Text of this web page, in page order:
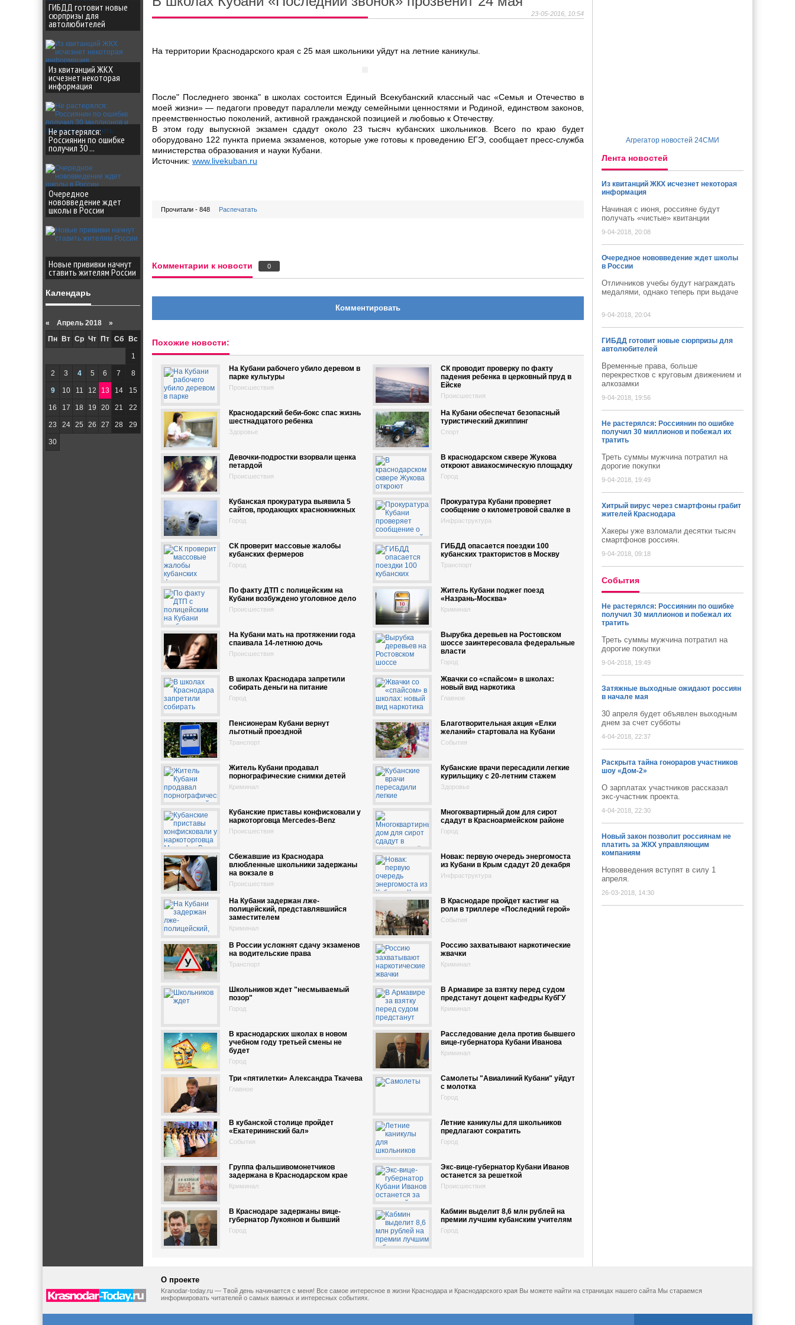
23-05-2016, 10:54
На территории Краснодарского края с 25 мая школьники уйдут на летние каникулы.
После" Последнего звонка" в школах состоится Единый Всекубанский классный час «Семья и Отечество в
моей жизни» — педагоги проведут параллели между семейными ценностями и Родиной, единством законов,
преемственностью поколений, активной гражданской позицией и любовью к Отечеству.
В этом году выпускной экзамен сдадут около 23 тысяч кубанских школьников. Всего по краю будет
оборудовано 122 пункта приема экзаменов, которые уже готовы к проведению ЕГЭ, сообщает пресс-служба
министерства образования и науки Кубани.
Источник: www.livekuban.ru
Прочитали - 848 Распечатать
Комментарии к новости 0
Комментировать
Похожие новости:
На Кубани рабочего убило деревом в
парке культуры
Происшествия
СК проводит проверку по факту
падения ребенка в церковный пруд в
Ейске
Происшествия
Краснодарский беби-бокс спас жизнь
шестнадцатого ребенка
Здоровье
На Кубани обеспечат безопасный
туристический джиппинг
Спорт
Девочки-подростки взорвали щенка
петардой
Происшествия
В краснодарском сквере Жукова
откроют авиакосмическую площадку
Город
Кубанская прокуратура выявила 5
сайтов, продающих краснокнижных
Город
Прокуратура Кубани проверяет
сообщение о километровой свалке в
Инфраструктура
СК проверит массовые жалобы
кубанских фермеров
Город
ГИБДД опасается поездки 100
кубанских трактористов в Москву
Транспорт
По факту ДТП с полицейским на
Кубани возбуждено уголовное дело
Происшествия
Житель Кубани поджег поезд
«Назрань-Москва»
Криминал
На Кубани мать на протяжении года
спаивала 14-летнюю дочь
Происшествия
Вырубка деревьев на Ростовском
шоссе заинтересовала федеральные
власти
Город
В школах Краснодара запретили
собирать деньги на питание
Город
Жвачки со «спайсом» в школах:
новый вид наркотика
Главное
Пенсионерам Кубани вернут
льготный проездной
Транспорт
Благотворительная акция «Елки
желаний» стартовала на Кубани
События
Житель Кубани продавал
порнографические снимки детей
Криминал
Кубанские врачи пересадили легкие
курильщику с 20-летним стажем
Здоровье
Кубанские приставы конфисковали у
наркоторговца Mercedes-Benz
Происшествия
Многоквартирный дом для сирот
сдадут в Красноармейском районе
Город
Сбежавшие из Краснодара
влюбленные школьники задержаны
на вокзале в
Происшествия
Новак: первую очередь энергомоста
из Кубани в Крым сдадут 20 декабря
Инфраструктура
На Кубани задержан лже-
полицейский, представлявшийся
заместителем
Криминал
В Краснодаре пройдет кастинг на
роли в триллере «Последний герой»
События
В России усложнят сдачу экзаменов
на водительские права
Транспорт
Россию захватывают наркотические
жвачки
Криминал
Школьников ждет "несмываемый
позор"
Город
В Армавире за взятку перед судом
предстанут доцент кафедры КубГУ
Криминал
В краснодарских школах в новом
учебном году третьей смены не
будет
Город
Расследование дела против бывшего
вице-губернатора Кубани Иванова
Криминал
Три «пятилетки» Александра Ткачева
Главное
Самолеты "Авиалиний Кубани" уйдут
с молотка
Город
В кубанской столице пройдет
«Екатерининский бал»
События
Летние каникулы для школьников
предлагают сократить
Город
Группа фальшивомонетчиков
задержана в Краснодарском крае
Криминал
Экс-вице-губернатор Кубани Иванов
останется за решеткой
Происшествия
В Краснодаре задержаны вице-
губернатор Лукоянов и бывший
Город
Кабмин выделит 8,6 млн рублей на
премии лучшим кубанским учителям
Город
ГИБДД готовит новые
сюрпризы для
автолюбителей
Из квитанций ЖКХ
исчезнет некоторая
информация
Не растерялся:
Россиянин по ошибке
получил 30 ...
Очередное
нововведение ждет
школы в России
Новые прививки начнут
ставить жителям России
Календарь
« Апрель 2018 »
Пн
Вт Ср Чт Пт Сб Вс
1
2 3 4 5 6 7 8
9 10 11 12 13 14 15
16 17 18 19 20 21 22
23 24 25 26 27 28 29
30
Агрегатор новостей 24СМИ
Лента новостей
Из квитанций ЖКХ исчезнет некоторая
информация
Начиная с июня, россияне будут
получать «чистые» квитанции
9-04-2018, 20:08
Очередное нововведение ждет школы
в России
Отличников учебы будут награждать
медалями, однако теперь при выдаче
9-04-2018, 20:04
ГИБДД готовит новые сюрпризы для
автолюбителей
Временные права, больше
перекрестков с круговым движением и
алкозамки
9-04-2018, 19:56
Не растерялся: Россиянин по ошибке
получил 30 миллионов и побежал их
тратить
Треть суммы мужчина потратил на
дорогие покупки
9-04-2018, 19:49
Хитрый вирус через смартфоны грабит
жителей Краснодара
Хакеры уже взломали десятки тысяч
смартфонов россиян.
9-04-2018, 09:18
Cобытия
Не растерялся: Россиянин по ошибке
получил 30 миллионов и побежал их
тратить
Треть суммы мужчина потратил на
дорогие покупки
9-04-2018, 19:49
Затяжные выходные ожидают россиян
в начале мая
30 апреля будет объявлен выходным
днем за счет субботы
4-04-2018, 22:37
Раскрыта тайна гонораров участников
шоу «Дом-2»
О зарплатах участников рассказал
экс-участник проекта.
4-04-2018, 22:30
Новый закон позволит россиянам не
платить за ЖКХ управляющим
компаниям
Нововведения вступят в силу 1
апреля.
26-03-2018, 14:30
О проекте
Kranodar-today.ru — Твой день начинается с меня! Все самое интересное в жизни Краснодара и Краснодарского края Вы можете найти на страницах нашего сайта Мы стараемся
информировать читателей о самых важных и интересных событиях.